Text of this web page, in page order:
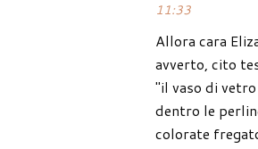
11:33
Allora cara
avverto, cito
"il vaso di
dentro le
colorate